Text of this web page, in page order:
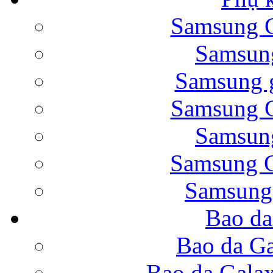
Bao da Samsung
Bao da Galaxy
Nắp lưng Samsung
Samsung
Samsung
Samsung
Bao
Bao da